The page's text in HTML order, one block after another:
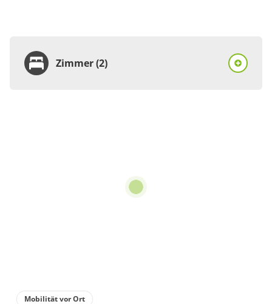
Zimmer (2)
pro Person/Nacht
Mobilität vor Ort